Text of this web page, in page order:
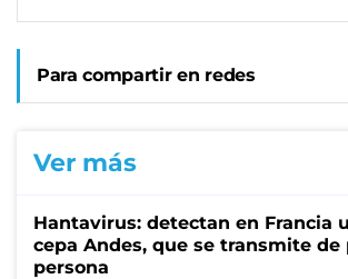
Para compartir en redes
Ver más
Hantavirus: detectan en Francia
cepa Andes, que se transmite de
persona